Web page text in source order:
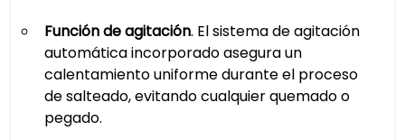
Función de agitación. El sistema de agitación
automática incorporado asegura un
calentamiento uniforme durante el proceso
de salteado, evitando cualquier quemado o
pegado.